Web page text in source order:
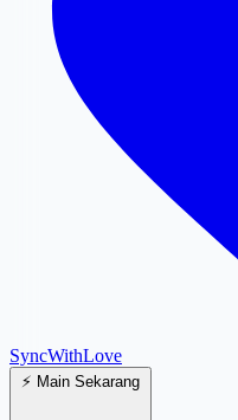
SyncWithLove
⚡ Main Sekarang